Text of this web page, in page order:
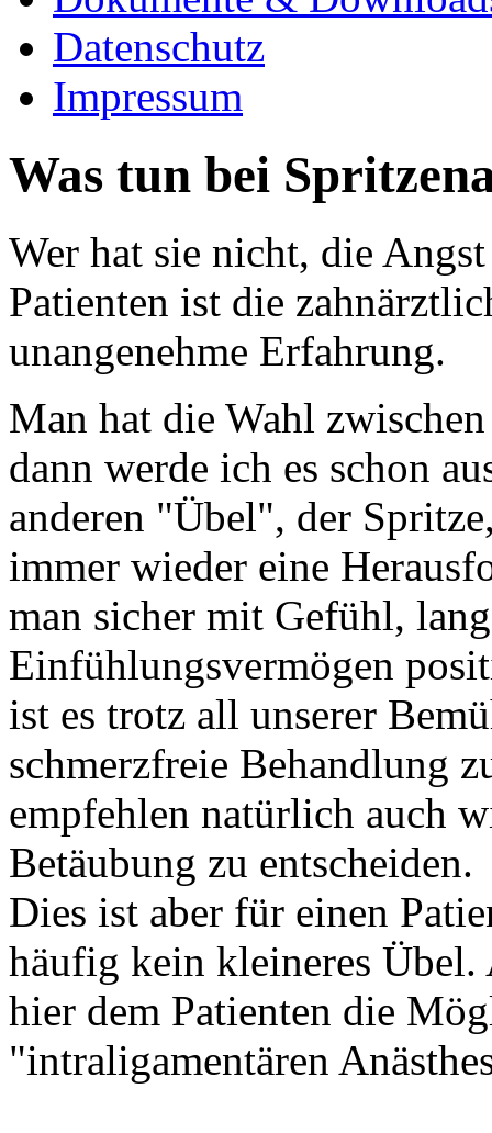
Datenschutz
Impressum
Was tun bei
Wer hat sie nicht, die
Patienten ist die
unangenehme Erfahrung.
Man hat die Wahl
dann werde ich es schon
anderen "Übel", der
immer wieder eine
man sicher mit Gefühl,
Einfühlungsvermögen
ist es trotz all unserer
schmerzfreie Behandlung
empfehlen natürlich auch
Betäubung zu entscheiden.
Dies ist aber für einen
häufig kein kleineres
hier dem Patienten die
"intraligamentären